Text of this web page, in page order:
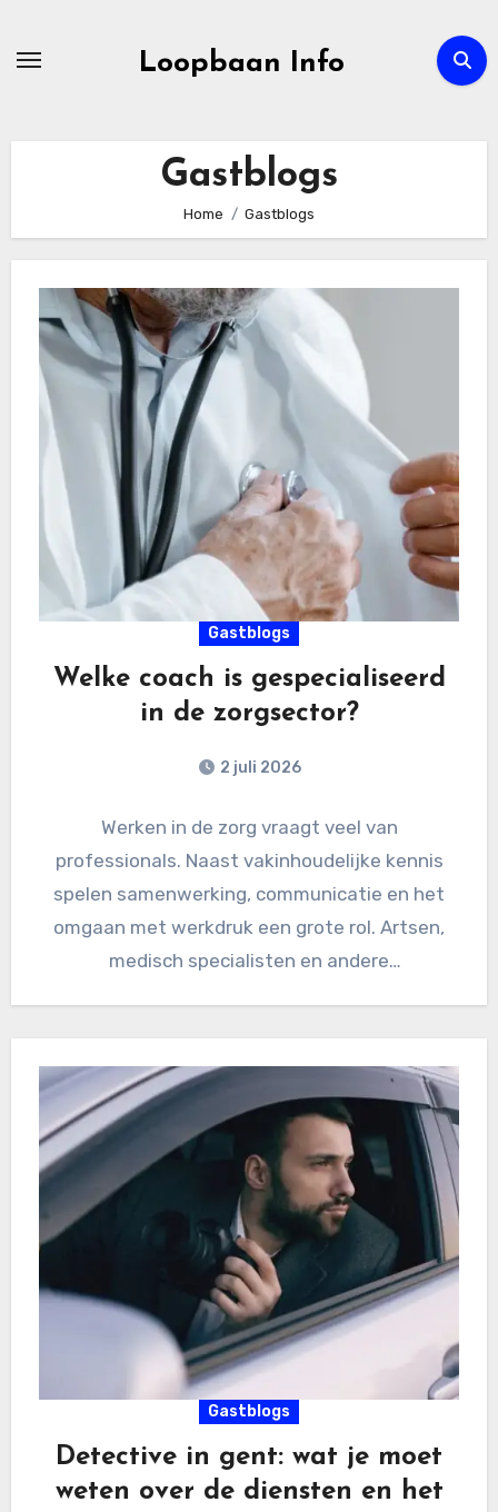
Loopbaan Info
Gastblogs
Home Gastblogs
Gastblogs
Welke coach is gespecialiseerd
in de zorgsector?
2 juli 2026
Werken in de zorg vraagt veel van
professionals. Naast vakinhoudelijke kennis
spelen samenwerking, communicatie en het
omgaan met werkdruk een grote rol. Artsen,
medisch specialisten en andere
Gastblogs
Detective in gent: wat je moet
weten over de diensten en het